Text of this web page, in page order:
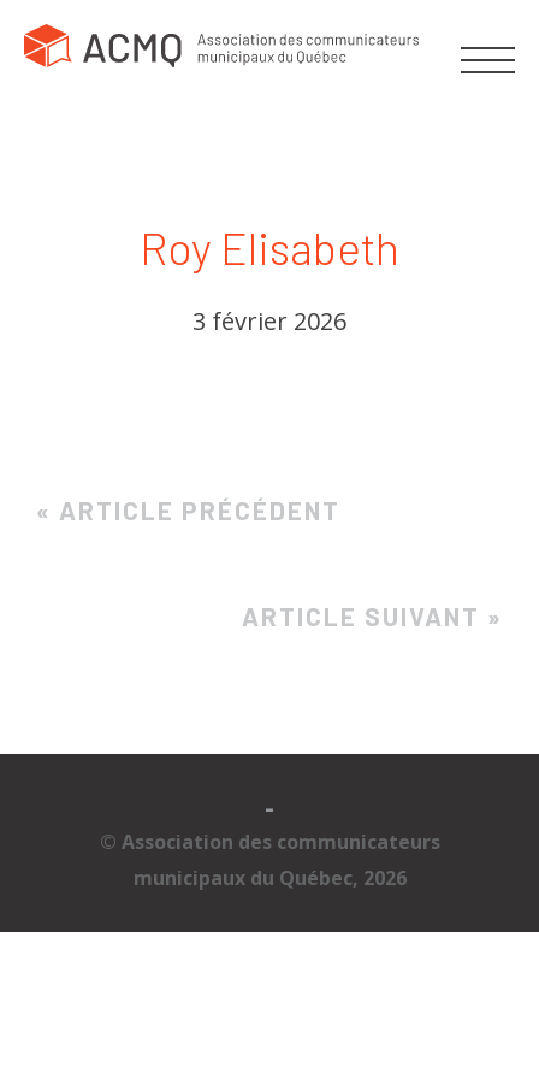
Roy Elisabeth
3 février 2026
« ARTICLE PRÉCÉDENT
ARTICLE SUIVANT »
-
© Association des communicateurs
municipaux du Québec, 2026